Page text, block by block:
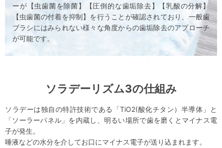
ーが【虫歯菌を除菌】【圧倒的な歯垢除去】【乳酸の分解】
【虫歯菌の付着を抑制】を行うことが確認されており、一般歯
ブラシにはみられない様々な角度からの歯垢除去のアプローチ
が可能です。
ソラデーリズム3の仕組み
ソラデーは独自の特許技術である「TiO2(酸化チタン）半導体」と
「ソーラーパネル」を内蔵し、明るい場所で歯を磨くとマイナス電
子が発生。
唾液などの水分を介してお口にマイナス電子が送り込まれます。